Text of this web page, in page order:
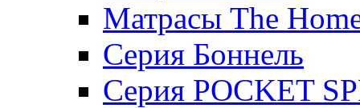
Матрасы The
Серия Боннель
Серия POCKET